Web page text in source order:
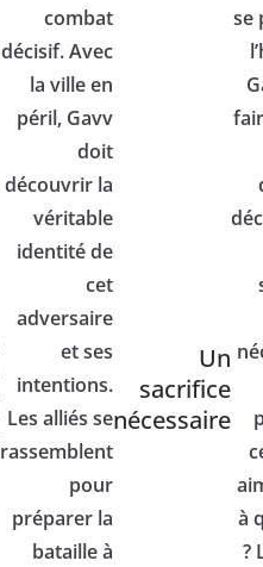
combat
décisif. Avec
la ville en
péril, Gavv
doit
découvrir la
véritable
identité de
cet
adversaire
et ses
intentions.
Les alliés se
rassemblent
pour
préparer la
bataille à
Un
sacrifice
nécessaire
se
à
?